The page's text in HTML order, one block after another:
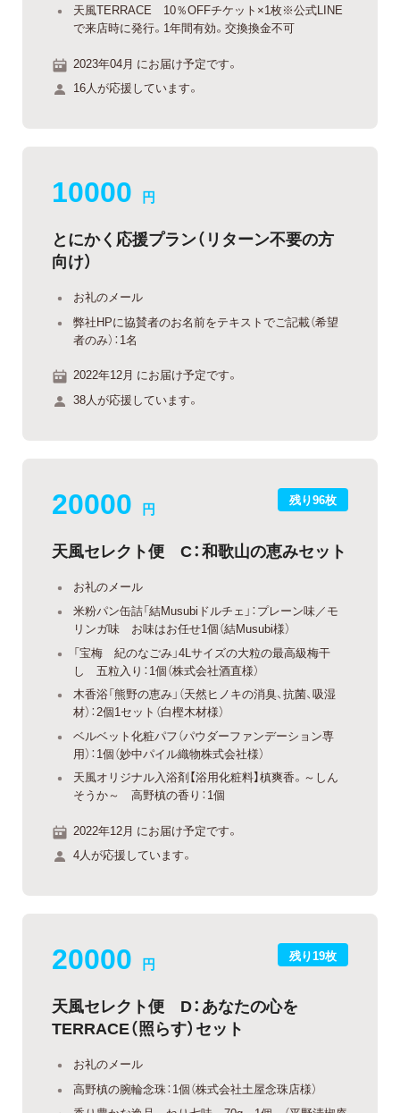
天風TERRACE 10％OFFチケット×1枚※公式LINE
で来店時に発行。1年間有効。交換換金不可
2023年04月 にお届け予定です。
16人が応援しています。
10000 円
とにかく応援プラン（リターン不要の方
向け）
お礼のメール
弊社HPに協賛者のお名前をテキストでご記載（希望
者のみ）：1名
2022年12月 にお届け予定です。
38人が応援しています。
残り96枚
20000 円
天風セレクト便 C：和歌山の恵みセット
お礼のメール
米粉パン缶詰「結Musubiドルチェ」：プレーン味／モ
リンガ味 お味はお任せ1個（結Musubi様）
「宝梅 紀のなごみ」4Lサイズの大粒の最高級梅干
し 五粒入り：1個（株式会社酒直様）
木香浴「熊野の恵み」（天然ヒノキの消臭、抗菌、吸湿
材）：2個1セット（白樫木材様）
ベルベット化粧パフ（パウダーファンデーション専
用）：1個（妙中パイル織物株式会社様）
天風オリジナル入浴剤【浴用化粧料】槙爽香。～しん
そうか～ 高野槙の香り：1個
2022年12月 にお届け予定です。
4人が応援しています。
残り19枚
20000 円
天風セレクト便 D：あなたの心を
TERRACE（照らす）セット
お礼のメール
高野槙の腕輪念珠：1個（株式会社土屋念珠店様）